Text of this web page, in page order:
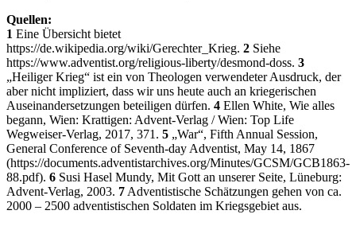
Quellen:
1 Eine Übersicht bietet
https://de.wikipedia.org/wiki/Gerechter_Krieg. 2 Siehe
https://www.adventist.org/religious-liberty/desmond-doss. 3
„Heiliger Krieg“ ist ein von Theologen verwendeter Ausdruck, der
aber nicht impliziert, dass wir uns heute auch an kriegerischen
Auseinandersetzungen beteiligen dürfen. 4 Ellen White, Wie alles
begann, Wien: Krattigen: Advent-Verlag / Wien: Top Life
Wegweiser-Verlag, 2017, 371. 5 „War“, Fifth Annual Session,
General Conference of Seventh-day Adventist, May 14, 1867
(https://documents.adventistarchives.org/Minutes/GCSM/GCB1863-
88.pdf). 6 Susi Hasel Mundy, Mit Gott an unserer Seite, Lüneburg:
Advent-Verlag, 2003. 7 Adventistische Schätzungen gehen von ca.
2000 – 2500 adventistischen Soldaten im Kriegsgebiet aus.